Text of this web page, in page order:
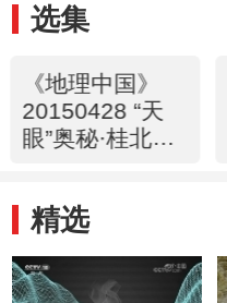
选集
《地理中国》
20150428 “天
眼”奥秘·桂北奇
精选